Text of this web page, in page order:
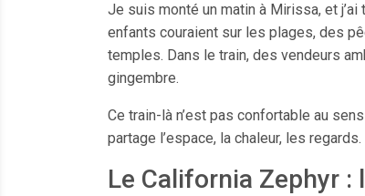
Je suis monté un matin à Mirissa, et
enfants couraient sur les plages, des
temples. Dans le train, des vendeurs
gingembre.
Ce train-là n’est pas confortable au
partage l’espace, la chaleur, les
Le California Zephyr :